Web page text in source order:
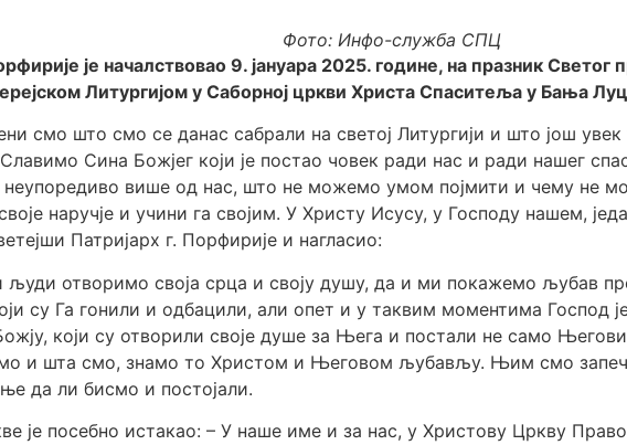
Фото: Инфо-служба СПЦ
је началствовао 9. јануара 2025. године, на празник
Литургијом у Саборној цркви Христа Спаситеља у Бања
смо што смо се данас сабрали на светој Литургији и што још
Сина Божјег који је постао човек ради нас и ради нашег
неупоредиво више од нас, што не можемо умом појмити и чему не
наручје и учини га својим. У Христу Исусу, у Господу нашем,
Патријарх г. Порфирије и нагласио:
људи отворимо своја срца и своју душу, да и ми покажемо љубав
су Га гонили и одбацили, али опет и у таквим моментима Господ
који су отворили своје душе за Њега и постали не само
и шта смо, знамо то Христом и Његовом љубављу. Њим смо
да ли бисмо и постојали.
је посебно истакао: – У наше име и за нас, у Христову Цркву